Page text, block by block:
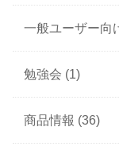
一般ユーザー向
勉強会 (1)
商品情報 (36)